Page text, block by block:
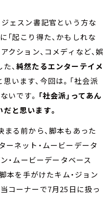
ジェスン書記官という方な
「起こり得た、かもしれな
クション、コメディなど、娯
、純然たるエンターテイメ
います、今回は。「社会派
いです。 「社会派」ってあん
と思います。
まる前から、脚本もあった
ーネット・ムービーデータ
・ムービーデータベース
本を手がけたキム・ジョン
コーナーで7月25日に扱っ